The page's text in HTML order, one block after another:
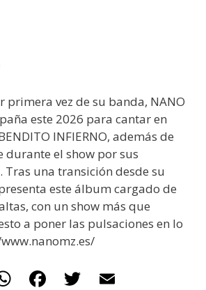
primera vez de su banda, NANO
este 2026 para cantar en
INFIERNO, además de
durante el show por sus
Tras una transición desde su
este álbum cargado de
con un show más que
a poner las pulsaciones en lo
W